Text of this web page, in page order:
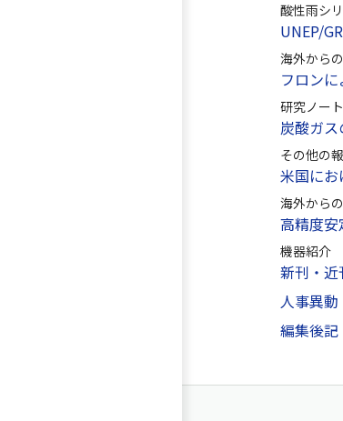
酸性雨シ
UNEP/
海外から
フロン
研究ノート
炭酸ガ
その他の
米国にお
海外から
高精度
機器紹介
新刊・近
人事異動
編集後記